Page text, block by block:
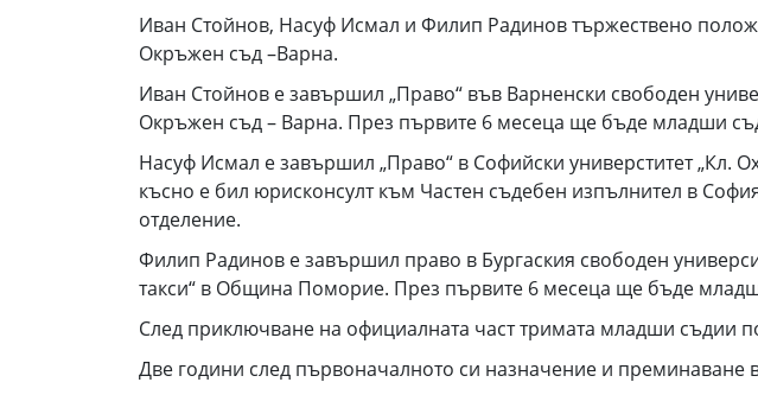
Иван Стойнов, Насуф Исмал и Филип Радинов тържествено
Окръжен съд –Варна.
Иван Стойнов е завършил „Право“ във Варненски свободен
Окръжен съд – Варна. През първите 6 месеца ще бъде младши
Насуф Исмал е завършил „Право“ в Софийски универститет „Кл.
късно е бил юрисконсулт към Частен съдебен изпълнител в
отделение.
Филип Радинов е завършил право в Бургаския свободен
такси“ в Община Поморие. През първите 6 месеца ще бъде
След приключване на официалната част тримата младши съдии
Две години след първоначалното си назначение и преминаване